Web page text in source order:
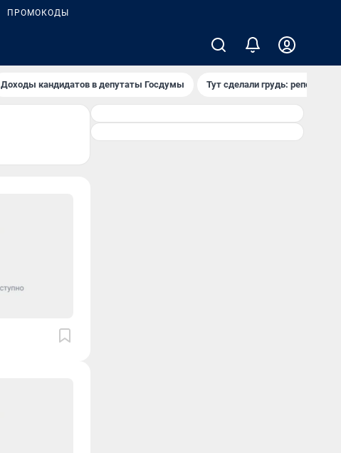
ПРОМОКОДЫ
Доходы кандидатов в депутаты Госдумы Тут сделали грудь: репортаж